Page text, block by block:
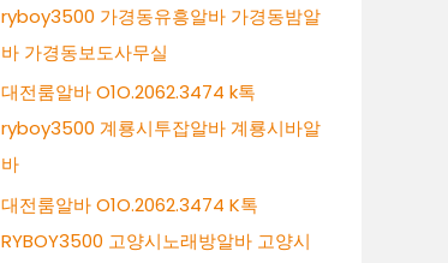
ryboy3500 가경동유흥알바 가경동밤알
바 가경동보도사무실
대전룸알바 O1O.2062.3474 k톡
ryboy3500 계룡시투잡알바 계룡시바알
바
대전룸알바 O1O.2062.3474 K톡
RYBOY3500 고양시노래방알바 고양시